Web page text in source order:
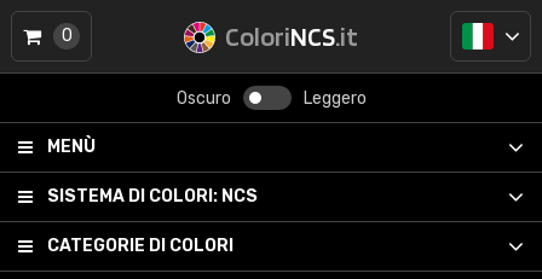
ColoriNCS.it
Oscuro Leggero
MENÙ
SISTEMA DI COLORI: NCS
CATEGORIE DI COLORI
0